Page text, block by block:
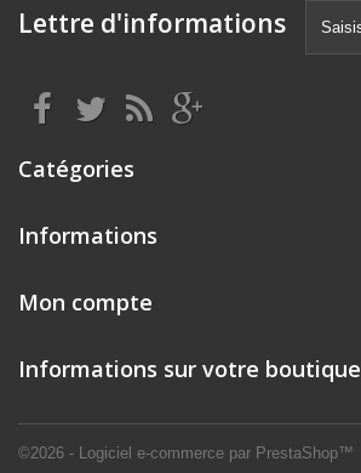
Lettre d'informations
Catégories
Informations
©2026 - Logiciel e-commerce par PrestaShop™
Mon compte
Informations sur votre boutique